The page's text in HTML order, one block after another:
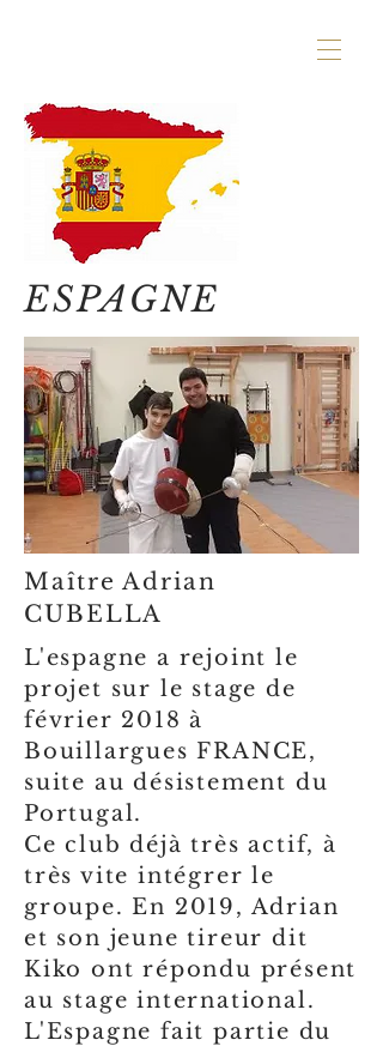
ESPAGNE
Maître Adrian
CUBELLA
L'espagne a rejoint le
projet sur le stage de
février 2018 à
Bouillargues FRANCE,
suite au désistement du
Portugal.
Ce club déjà très actif, à
très vite intégrer le
groupe. En 2019, Adrian
et son jeune tireur dit
Kiko ont répondu présent
au stage international.
L'Espagne fait partie du